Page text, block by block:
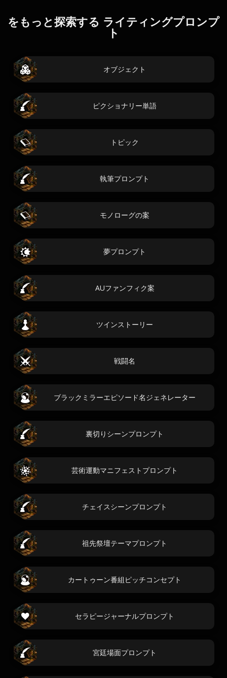
をもっと探索する ライティングプロンプ
ト
オブジェクト
ピクショナリー単語
トピック
執筆プロンプト
モノローグの案
夢プロンプト
AUファンフィク案
ツインストーリー
戦闘名
ブラックミラーエピソード名ジェネレーター
裏切りシーンプロンプト
芸術運動マニフェストプロンプト
チェイスシーンプロンプト
祖先祭壇テーマプロンプト
カートゥーン番組ピッチコンセプト
セラピージャーナルプロンプト
宮廷場面プロンプト